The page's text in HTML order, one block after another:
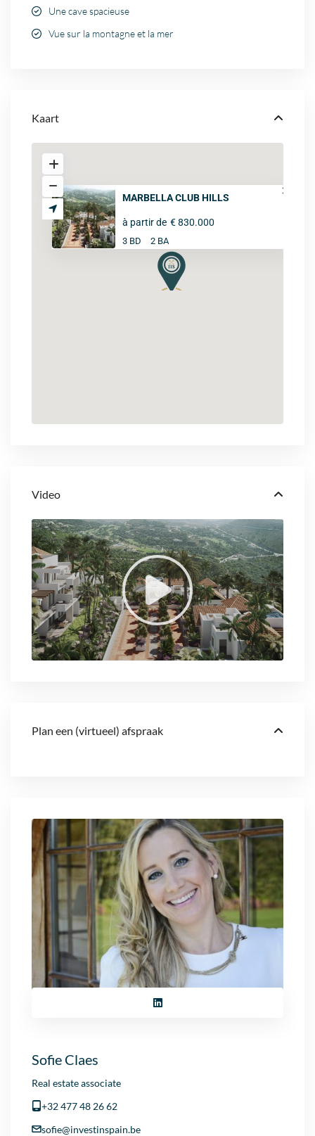
Une cave spacieuse
Vue sur la montagne et la mer
Kaart
MARBELLA CLUB HILLS
à partir de € 830.000
3 BD 2 BA
Video
Plan een (virtueel) afspraak
Sofie Claes
Real estate associate
+32 477 48 26 62
sofie@investinspain.be